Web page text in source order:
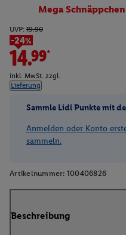
Mega Schnäppchen
UVP: 19.90
-24%
14.99*
inkl. MwSt. zzgl.
Lieferung
Sammle Lidl Punkte mit
Anmelden oder Konto
sammeln.
Artikelnummer: 100406826
Beschreibung